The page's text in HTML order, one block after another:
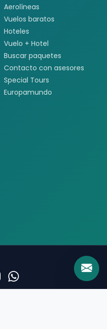
Aerolíneas
Vuelos baratos
Hoteles
Vuelo + Hotel
Buscar paquetes
Contacto con asesores
Special Tours
Europamundo